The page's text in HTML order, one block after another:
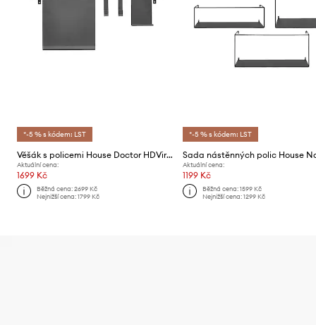
*-5 % s kódem: LST
Věšák s policemi House Doctor HDVirar, 35 x 80 cm
Aktuální cena:
1699 Kč
Běžná cena:2699 Kč
Nejnižší cena:1799 Kč
*-5 % s kódem: LST
Aktuální cena:
1199 Kč
Běžná cena: 1599 Kč
Nejnižší cena: 1299 Kč